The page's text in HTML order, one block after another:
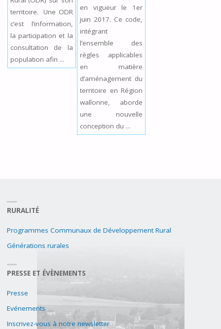
territoire. Une ODR
c’est l’information,
la participation et la
consultation de la
population afin ...
en vigueur le 1er
juin 2017. Ce code,
intégrant
l’ensemble des
règles applicables
en matière
d’aménagement du
territoire en Région
wallonne, aborde
une nouvelle
conception du ...
RURALITÉ
Programmes Communaux de Développement Rural
Générations rurales
PRESSE ET ÉVÈNEMENTS
Presse
Evénements
Inscrivez-vous à notre newsletter